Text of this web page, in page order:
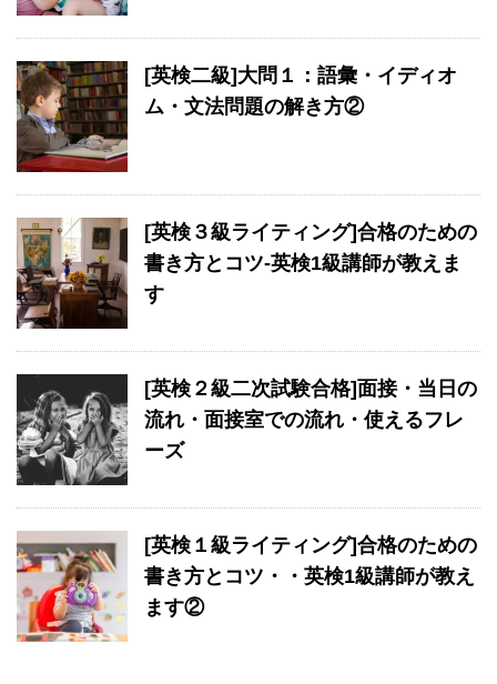
[英検二級]大問１：語彙・イディオ
ム・文法問題の解き方②
[英検３級ライティング]合格のための
書き方とコツ-英検1級講師が教えま
す
[英検２級二次試験合格]面接・当日の
流れ・面接室での流れ・使えるフレ
ーズ
[英検１級ライティング]合格のための
書き方とコツ・・英検1級講師が教え
ます②